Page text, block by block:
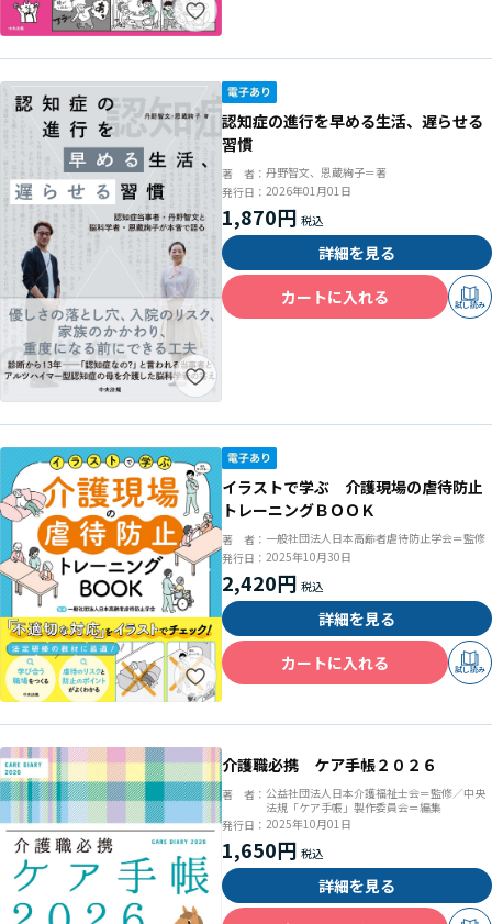
認知症の進行を早める生活、遅らせる
習慣
著 者： 丹野智文、恩蔵絢子＝著
発行日： 2026年01月01日
1,870円
詳細を見る
カートに入れる
試し読み
イラストで学ぶ 介護現場の虐待防止
トレーニングＢＯＯＫ
著 者： 一般社団法人日本高齢者虐待防止学会＝監修
発行日： 2025年10月30日
2,420円
詳細を見る
カートに入れる
試し読み
介護職必携 ケア手帳２０２６
著 者： 公益社団法人日本介護福祉士会＝監修／中央
法規「ケア手帳」製作委員会＝編集
発行日： 2025年10月01日
1,650円
詳細を見る